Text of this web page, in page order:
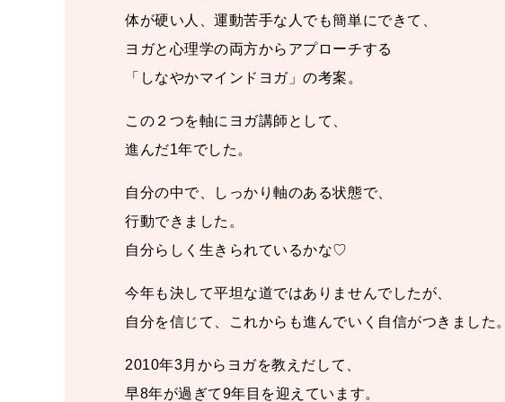
体が硬い人、運動苦手な人でも簡単にできて、
ヨガと心理学の両方からアプローチする
「しなやかマインドヨガ」の考案。
この２つを軸にヨガ講師として、
進んだ1年でした。
自分の中で、しっかり軸のある状態で、
行動できました。
自分らしく生きられているかな♡
今年も決して平坦な道ではありませんでしたが、
自分を信じて、これからも進んでいく自信がつきました。
2010年3月からヨガを教えだして、
早8年が過ぎて9年目を迎えています。